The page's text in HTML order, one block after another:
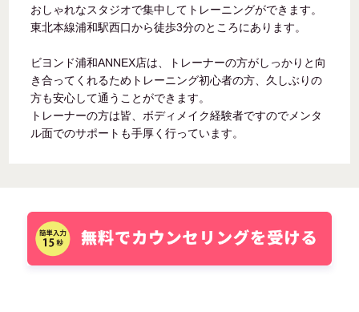
おしゃれなスタジオで集中してトレーニングができます。
東北本線浦和駅西口から徒歩3分のところにあります。
ビヨンド浦和ANNEX店は、トレーナーの方がしっかりと向
き合ってくれるためトレーニング初心者の方、久しぶりの
方も安心して通うことができます。
トレーナーの方は皆、ボディメイク経験者ですのでメンタ
ル面でのサポートも手厚く行っています。